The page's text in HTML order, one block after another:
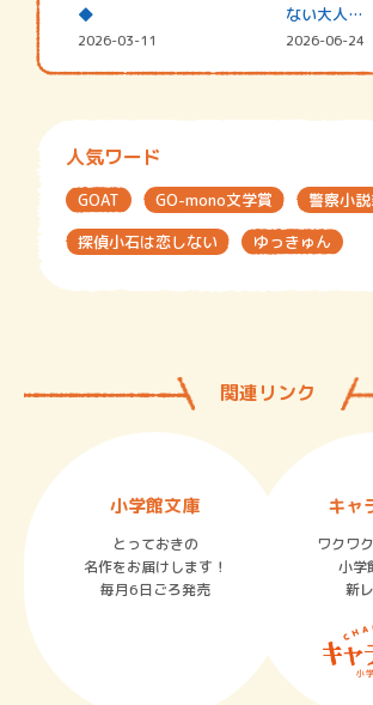
◆
2026-03-11
ない大人…
2026-06-24
人気ワード
GOAT GO-mono文学賞
警察小
探偵小石は恋しない
ゆっきゅん
関連リンク
小学館文庫
とっておきの
名作をお届けします！
毎月6日ごろ発売
キャ
ワクワ
小学
新